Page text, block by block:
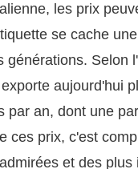
les prix
se cache
générations. Selon
aujourd'hui
par an, dont une
ces prix, c'est
et des plus